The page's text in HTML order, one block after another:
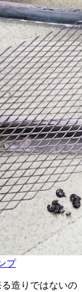
プ
造りではないの